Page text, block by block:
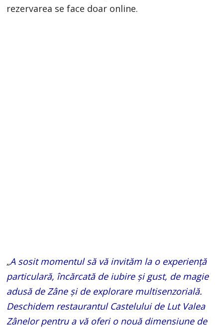
rezervarea se face doar online.
„A sosit momentul să vă invităm la o experiență
particulară, încărcată de iubire și gust, de magie
adusă de Zâne și de explorare multisenzorială.
Deschidem restaurantul Castelului de Lut Valea
Zânelor pentru a vă oferi o nouă dimensiune de